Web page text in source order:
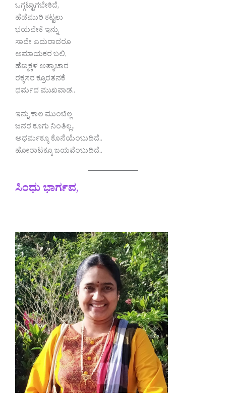
ಒಗ್ಗಟ್ಟಾಗಬೇಕಿದೆ,
ಹೆಡೆಮುರಿ ಕಟ್ಟಲು
ಭಯವೇಕೆ ಇನ್ನು
ಸಾವೇ ಎದುರಾದರೂ
ಅಮಾಯಕರ ಬಲಿ,
ಹೆಣ್ಮಕ್ಕಳ ಅತ್ಯಾಚಾರ
ರಕ್ಕಸರ ಕ್ರೂರತನಕೆ
ಧರ್ಮದ ಮುಖವಾಡ..
ಇನ್ನು ಕಾಲ ಮುಂಚಿಲ್ಲ
ಜನರ ಕೂಗು ನಿಂತಿಲ್ಲ..
ಅಧರ್ಮಕ್ಕೂ ಕೊನೆಯೆಂಬುದಿದೆ..
ಹೋರಾಟಕ್ಕೂ ಜಯವೆಂಬುದಿದೆ..
ಸಿಂಧು ಭಾರ್ಗವ,